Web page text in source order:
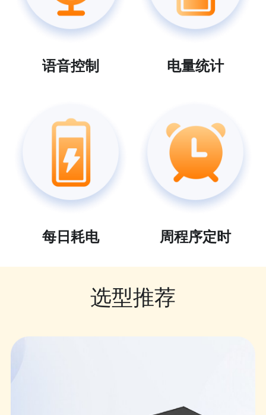
语音控制 电量统计
每日耗电 周程序定时
选型推荐